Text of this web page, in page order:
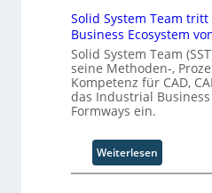
u
t
o
m
a
o
.
Solid System Team
Business Ecosystem
Solid System Team
seine Methoden-,
Kompetenz für CAD,
das Industrial Business
Formways ein.
Weiterlesen
S